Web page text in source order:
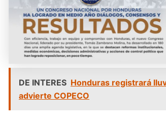
DE INTERES Honduras registrará
advierte COPECO